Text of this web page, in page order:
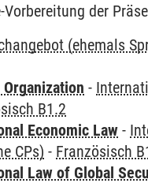
der
(ehemals
-
B1.2
Economic Law -
CPs) - Französisch
Law of Global